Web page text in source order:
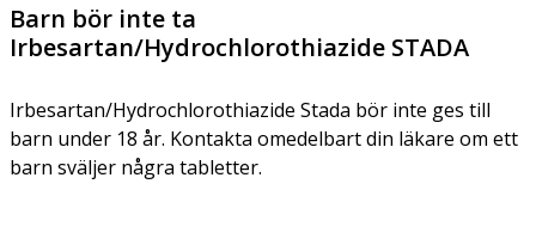
Barn bör inte ta
Irbesartan/Hydrochlorothiazide STADA
Irbesartan/Hydrochlorothiazide Stada bör inte ges till
barn under 18 år. Kontakta omedelbart din läkare om ett
barn sväljer några tabletter.